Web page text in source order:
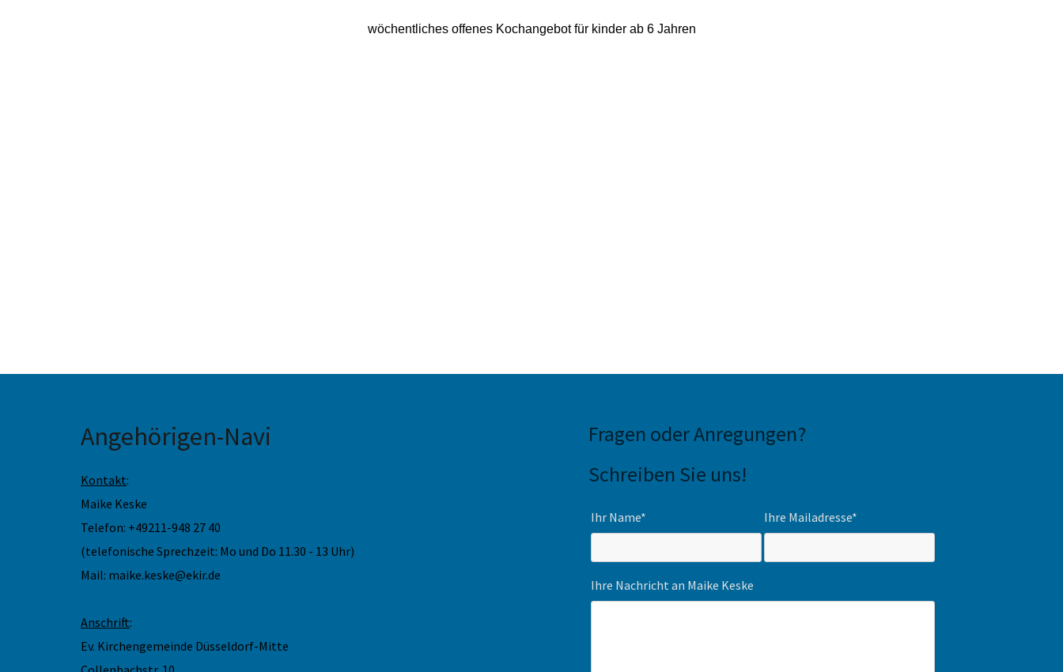
wöchentliches offenes Kochangebot für kinder ab 6 Jahren
Angehörigen-Navi
Kontakt:
Maike Keske
Telefon: +49211-948 27 40
(telefonische Sprechzeit: Mo und Do 11.30 - 13 Uhr)
Mail: maike.keske@ekir.de
Anschrift:
Ev. Kirchengemeinde Düsseldorf-Mitte
Fragen oder Anregungen?
Schreiben Sie uns!
Ihr Name* Ihre Mailadresse*
Ihre Nachricht an Maike Keske